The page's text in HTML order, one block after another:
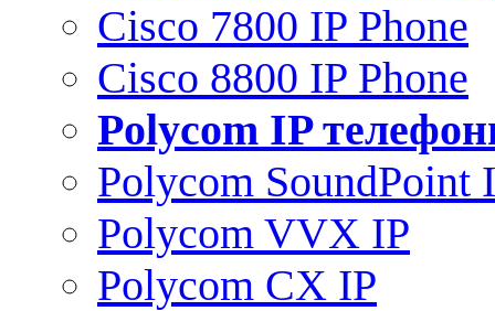
Cisco 7800 IP Phone
Cisco 8800 IP Phone
Polycom IP
Polycom SoundPoint
Polycom VVX IP
Polycom CX IP